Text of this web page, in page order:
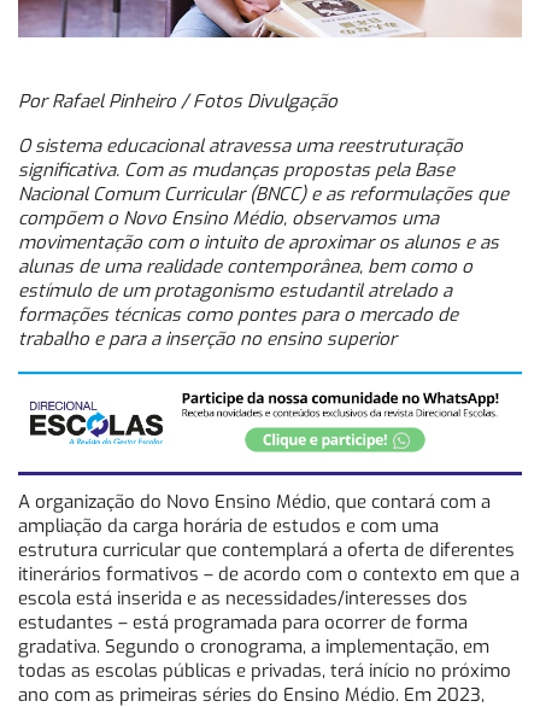
Por Rafael Pinheiro / Fotos Divulgação
O sistema educacional atravessa uma reestruturação
significativa. Com as mudanças propostas pela Base
Nacional Comum Curricular (BNCC) e as reformulações que
compõem o Novo Ensino Médio, observamos uma
movimentação com o intuito de aproximar os alunos e as
alunas de uma realidade contemporânea, bem como o
estímulo de um protagonismo estudantil atrelado a
formações técnicas como pontes para o mercado de
trabalho e para a inserção no ensino superior
A organização do Novo Ensino Médio, que contará com a
ampliação da carga horária de estudos e com uma
estrutura curricular que contemplará a oferta de diferentes
itinerários formativos – de acordo com o contexto em que a
escola está inserida e as necessidades/interesses dos
estudantes – está programada para ocorrer de forma
gradativa. Segundo o cronograma, a implementação, em
todas as escolas públicas e privadas, terá início no próximo
ano com as primeiras séries do Ensino Médio. Em 2023,